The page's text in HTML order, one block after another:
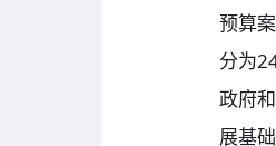
预算
分为
政府
展基